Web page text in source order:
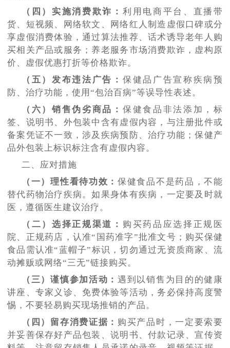
（四）实施消费欺诈： 利用电商平台、直播带
货、短视频、网络软文、网络红人制造虚假口碑或分
享虚假消费体验，通过算法推荐、话术诱导老年人购
买相关产品或服务；养老服务市场消费欺诈，虚构原
价、虚假优惠打折等价格欺诈。
（五）发布违法广告： 保健品广告宣称疾病预
防、治疗功能，使用 “包治百病”等误导性表述。
（六）销售伪劣商品： 保健食品非法添加，标
签、说明书、外包装中含有虚假内容，与注册批件或
备案凭证不一致，涉及疾病预防、治疗功能；保健产
品外包装上标识标注含有虚假内容。
二、应对措施
（一）理性看待功效： 保健食品不是药品，不能
替代药物治疗疾病。如果身体有疾病，一定要及时就
医，遵循医生建议治疗。
（二）选择正规渠道： 购买药品应选择正规医
院、正规药店，认准“国药准字”批准文号；购买保健
食品需认准“蓝帽子”标识，切勿通过无资质商家、流
动摊贩或网络“三无”链接购买。
（三）谨慎参加活动： 遇到以销售为目的的健康
讲座、专家义诊、免费体验等活动，务必保持高度警
惕，不要轻易购买现场推销的产品。
（四）留存消费证据： 购买产品时，一定要索要
并妥善保存好产品包装、说明书、付款记录、宣传资